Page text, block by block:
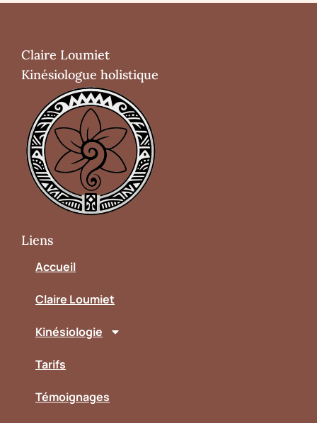
Claire Loumiet
Kinésiologue holistique
Liens
Accueil
Claire Loumiet
Kinésiologie
Tarifs
Témoignages